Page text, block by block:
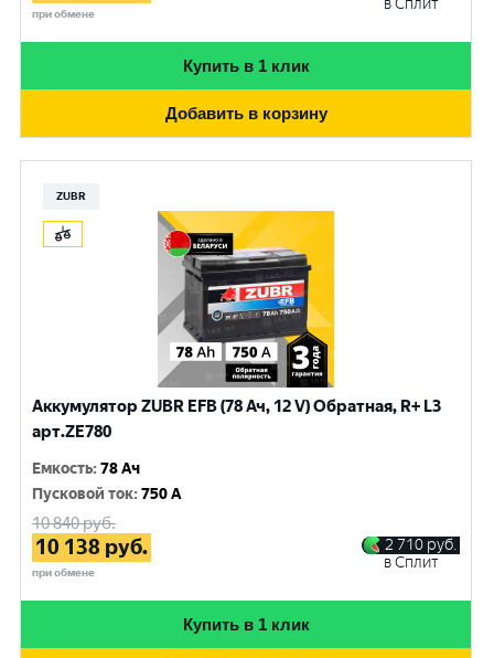
при обмене
Купить в 1 клик
Добавить в корзину
ZUBR
Аккумулятор ZUBR EFB (78 Ач, 12 V) Обратная, R+ L3
арт.ZE780
Емкость:78 Ач
Пусковой ток:750 A
10 840руб.
10 138 руб.
при обмене
2 710 руб.
в Сплит
Купить в 1 клик